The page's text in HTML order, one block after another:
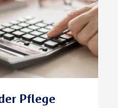
Pflege